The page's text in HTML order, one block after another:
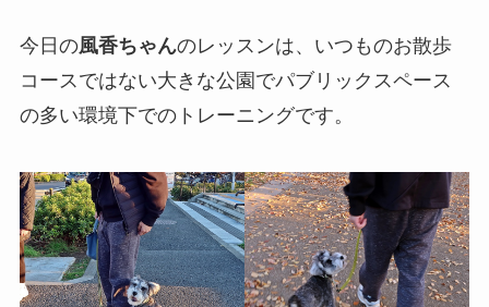
今日の風香ちゃんのレッスンは、いつものお散歩
コースではない大きな公園でパブリックスペース
の多い環境下でのトレーニングです。